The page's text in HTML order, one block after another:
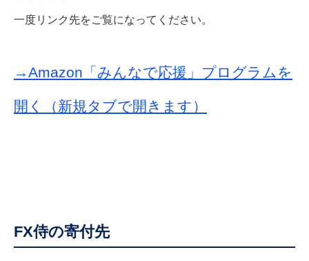
一度リンク先をご覧になってください。
→Amazon「みんなで応援」プログラムを
開く（新規タブで開きます）
FX侍の寄付先